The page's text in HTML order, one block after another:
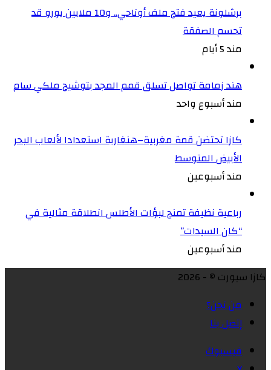
برشلونة يعيد فتح ملف أوناحي.. و10 ملايين يورو قد
تحسم الصفقة
مند 5 أيام
هند زمامة تواصل تسلق قمم المجد بتوشيح ملكي سام
مند أسبوع واحد
كازا تحتضن قمة مغربية–هنغارية استعدادا لألعاب البحر
الأبيض المتوسط
مند أسبوعين
رباعية نظيفة تمنح لبؤات الأطلس انطلاقة مثالية في
“كان السيدات”
مند أسبوعين
كازا سبورت © - 2026
من نحن؟
إتصل بنا
فيسبوك